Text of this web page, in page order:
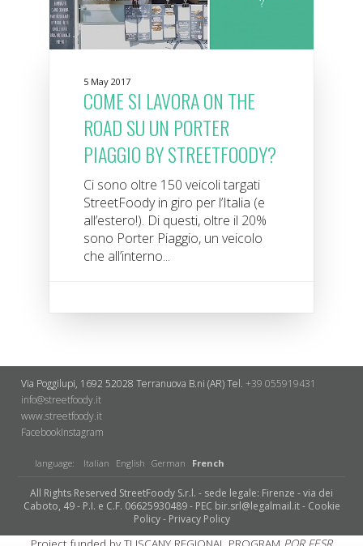
5 May 2017
COME SI LAVORA ON THE
ROAD SU UN PORTER
PIAGGIO BY STREETFOODY?
Ci sono oltre 150 veicoli targati
StreetFoody in giro per l’Italia (e
all’estero!). Di questi, oltre il 20%
sono Porter Piaggio, un veicolo
che all’interno...
Via Poggilupi, 1692 52028 Terranuova B.ni (AR)Tel. +39 055919431
info@streetfoody.it
www.streetfoody.it
Facebook​Instagram
language: Italian English German French
All Rights Reserved StreetFoody S.r.l. - sede legale: Firenze - via dei
Caboto, 49 - P.I. e C.F. 06625930489 - PEC bir.srl@legalmail.it - Cookie
Policy- Privacy Policy